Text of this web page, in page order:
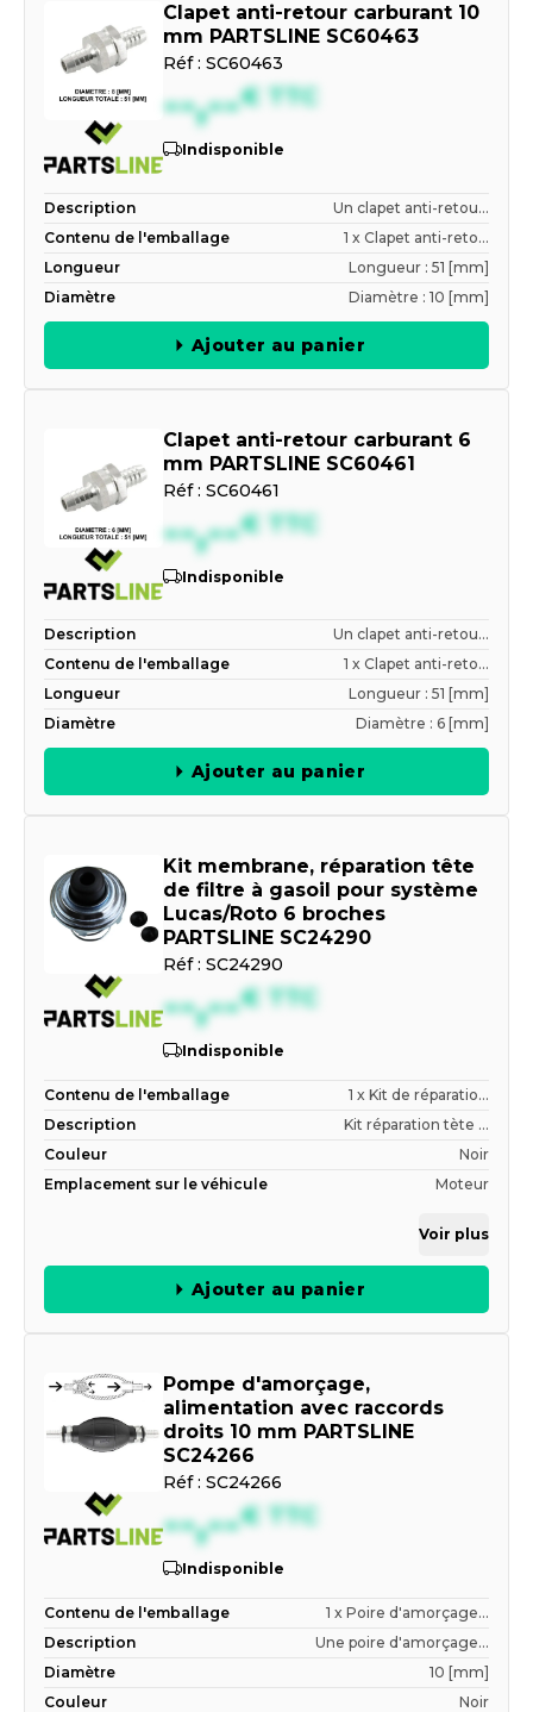
Clapet anti-retour carburant 10
mm PARTSLINE SC60463
Réf : SC60463
--,--€ TTC
Indisponible
Description
Un clapet anti-retou...
Contenu de l'emballage
1 x Clapet anti-reto...
Longueur
Longueur : 51 [mm]
Diamètre
Diamètre : 10 [mm]
Ajouter au panier
Clapet anti-retour carburant 6
mm PARTSLINE SC60461
Réf : SC60461
--,--€ TTC
Indisponible
Description
Un clapet anti-retou...
Contenu de l'emballage
1 x Clapet anti-reto...
Longueur
Longueur : 51 [mm]
Diamètre
Diamètre : 6 [mm]
Ajouter au panier
Kit membrane, réparation tête
de filtre à gasoil pour système
Lucas/Roto 6 broches
PARTSLINE SC24290
Réf : SC24290
--,--€ TTC
Indisponible
Contenu de l'emballage
1 x Kit de réparatio...
Description
Kit réparation tète ...
Couleur
Noir
Emplacement sur le véhicule
Moteur
Voir plus
Ajouter au panier
Pompe d'amorçage,
alimentation avec raccords
droits 10 mm PARTSLINE
SC24266
Réf : SC24266
--,--€ TTC
Indisponible
Contenu de l'emballage
1 x Poire d'amorçage...
Description
Une poire d'amorçage...
Diamètre
10 [mm]
Couleur
Noir